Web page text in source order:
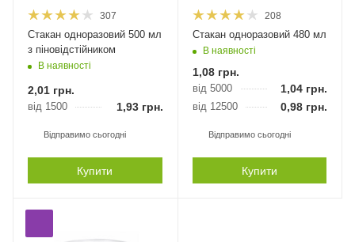
307
Стакан одноразовий 500 мл
з піновідстійником
В наявності
2,01 грн.
від 1500 1,93грн.
Відправимо сьогодні
Купити
208
Стакан одноразовий 480 мл
В наявності
1,08грн.
від 5000 1,04 грн.
від 12500 0,98 грн.
Відправимо сьогодні
Купити